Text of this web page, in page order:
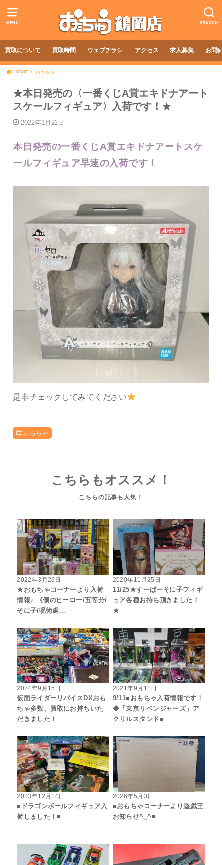
MENU SEARCH
買取について 買取時間 ウェブチラシ アクセス 求人募集 お問
HOME おもちゃ
★本日発売の〈一番くじA賞エキドナアート
スケールフィギュア〉入荷です！★
2022年1月22日
本日発売の一番くじA賞エキドナアートスケ
ールフィギュア早速の入荷です！
是非チェックしてみてください
おもちゃ
こちらもオススメ！
2022年3月26日
★おもちゃコーナーより入荷
情報♪ 《僕のヒーロー/五等分/
そに子/呪術廻…
2020年11月25日
11/25★すーぱーそに子フィギ
ュア各種お持ち頂きました！
★
2024年9月15日
仮面ライダーリバイスDXおも
ちゃ多数、買取にお持ちいた
だきました！
2021年9月11日
9/11■おもちゃ入荷情報です！
◆「東京リベンジャーズ」ア
クリルスタンド■
2023年12月14日
■ドラゴンボールフィギュア入
荷しました！■
2026年5月3日
■おもちゃコーナーより遊戯王
お知らせ^_^■